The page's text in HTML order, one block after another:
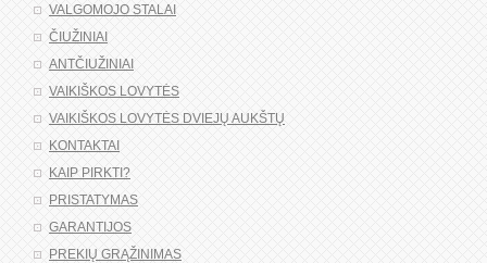
VALGOMOJO STALAI
ČIUŽINIAI
ANTČIUŽINIAI
VAIKIŠKOS LOVYTĖS
VAIKIŠKOS LOVYTĖS DVIEJŲ AUKŠTŲ
KONTAKTAI
KAIP PIRKTI?
PRISTATYMAS
GARANTIJOS
PREKIŲ GRĄŽINIMAS